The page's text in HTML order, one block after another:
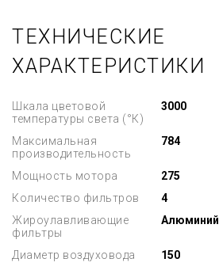
ТЕХНИЧЕСКИЕ
ХАРАКТЕРИСТИКИ
Шкала цветовой
температуры света (°К)
3000
Максимальная
производительность
784
Мощность мотора
275
Количество фильтров
4
Жироулавливающие
фильтры
Алюминий
Диаметр воздуховода
150